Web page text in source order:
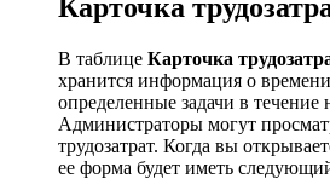
Карточка
В таблице Карточка
хранится информация о
определенные задачи в течение
Администраторы могут
трудозатрат. Когда вы
ее форма будет иметь